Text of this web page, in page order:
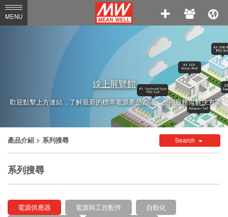
MEAN
WELL
Enterprises
Co.,
Ltd.
MENU
線上展覽館
歡迎點擊上方連結，了解最新的標準電源產品資訊、應用服務與解決方案
產品介紹 > 系列搜尋 Search
系列搜尋
電源供應器 電源與工控配件
自動化